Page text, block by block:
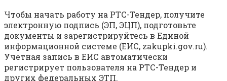
Чтобы начать работу на РТС-Тендер, получите
электронную подпись (ЭП, ЭЦП), подготовьте
документы и зарегистрируйтесь в Единой
информационной системе (ЕИС, zakupki.gov.ru).
Учетная запись в ЕИС автоматически
регистрирует пользователя на РТС-Тендер и
других федеральных ЭТП.